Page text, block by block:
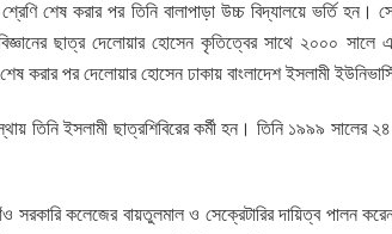
শেষ করার পর তিনি বালাপাড়া উচ্চ বিদ্যালয়ে ভর্তি হন।
ছাত্র দেলোয়ার হোসেন কৃতিত্বের সাথে ২০০০ সালে
করার পর দেলোয়ার হোসেন ঢাকায় বাংলাদেশ ইসলামী
তিনি ইসলামী ছাত্রশিবিরের কর্মী হন। তিনি ১৯৯৯
কলেজের বায়তুলমাল ও সেক্রেটারির দায়িত্ব পালন